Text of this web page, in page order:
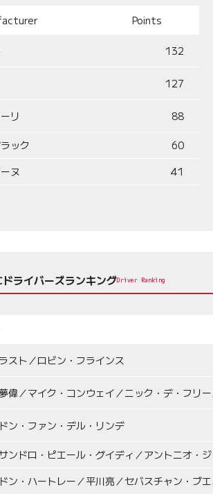
Points
132
127
リ 88
ック
60
ヌ
41
ライバーズランキングDriver Ranking
スト／ロビン・フラインス
偉／マイク・コンウェイ／ニック・デ・フリ
ン・ファン・デル・リンデ
ンドロ・ピエール・グイディ／アントニオ・
ン・ハートレー／平川亮／セバスチャン・ブ